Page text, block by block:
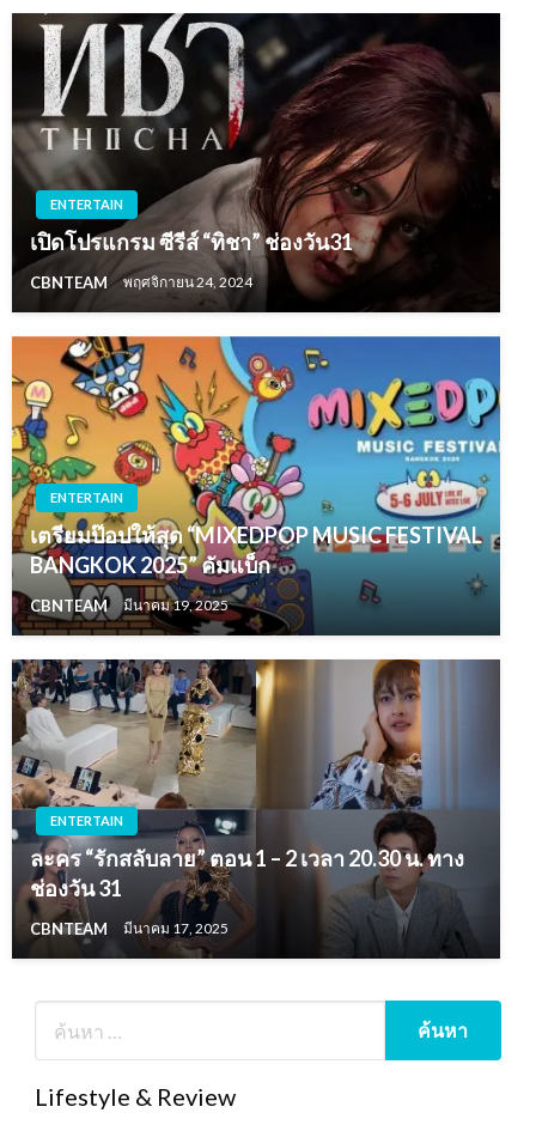
ENTERTAIN
เปิดโปรแกรม ซีรีส์ “ทิชา” ช่องวัน31
CBNTEAM พฤศจิกายน 24, 2024
ENTERTAIN
เตรียมป๊อปให้สุด “MIXEDPOP MUSIC FESTIVAL
BANGKOK 2025” คัมแบ็ก
CBNTEAM มีนาคม 19, 2025
ENTERTAIN
ละคร “รักสลับลาย” ตอน 1 – 2 เวลา 20.30 น. ทาง
ช่องวัน 31
CBNTEAM มีนาคม 17, 2025
Lifestyle & Review